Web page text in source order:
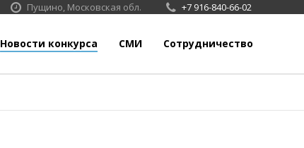
Пущино, Московская обл. +7 916-840-66-02
Новости конкурса СМИ Сотрудничество